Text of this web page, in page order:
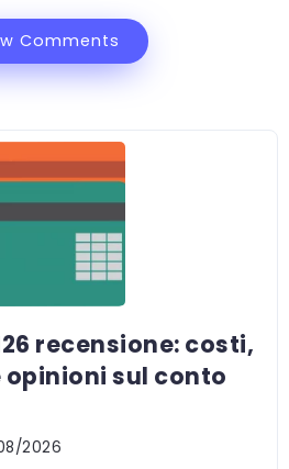
Comments
recensione: costi,
sul conto
2026